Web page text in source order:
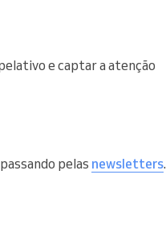
e captar a atenção
pelas newsletters.